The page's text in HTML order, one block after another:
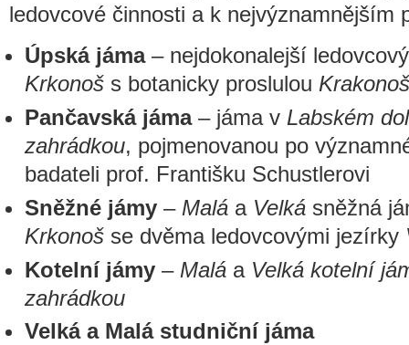
ledovcové činnosti a k nejvýznamnějším
Úpská jáma– nejdokonalejší
Krkonoš s botanicky proslulou
Pančavská jáma– jáma v Labském
zahrádkou, pojmenovanou po
badateli prof. Františku Schustlerovi
Sněžné jámy – Malá a Velká sněžná
Krkonoš se dvěma ledovcovými jezírky
Kotelní jámy – Malá a Velká kotelní
zahrádkou
Velká a Malá studniční jáma